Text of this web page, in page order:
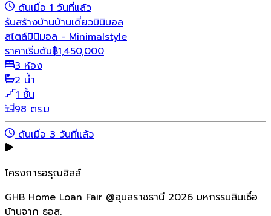
ดันเมื่อ 1 วันที่แล้ว
รับสร้างบ้านบ้านเดี่ยวมินิมอล
สไตล์มินิมอล - Minimalstyle
ราคาเริ่มต้น฿1,450,000
3 ห้อง
2 น้ำ
1 ชั้น
98 ตร.ม
ดันเมื่อ 3 วันที่แล้ว
โครงการอรุณฮิลส์
GHB Home Loan Fair @อุบลราชธานี 2026 มหกรรมสินเชื่อ
บ้านจาก ธอส.